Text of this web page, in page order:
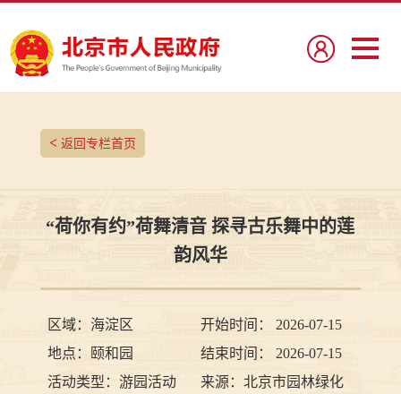
<返回专栏首页
“荷你有约”荷舞清音 探寻古乐舞中的莲
韵风华
区域： 海淀区 开始时间：
2026-07-15
地点：
颐和园 结束时间：
2026-07-15
活动类型： 游园活动 来源： 北京市园林绿化